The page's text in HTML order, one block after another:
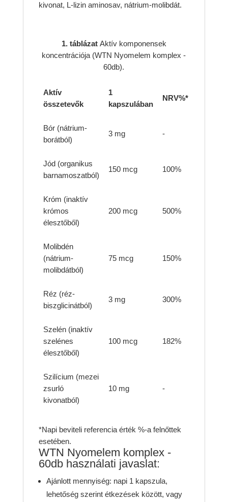
kivonat, L-lizin aminosav, nátrium-molibdát.
1. táblázat Aktív komponensek
koncentrációja (WTN Nyomelem komplex -
60db).
Aktív
összetevők
1
kapszulában
NRV%*
Bór (nátrium-
borátból)
3 mg -
Jód (organikus
barnamoszatból)
150 mcg 100%
Króm (inaktív
krómos
élesztőből)
200 mcg 500%
Molibdén
(nátrium-
molibdátból)
75 mcg 150%
Réz (réz-
biszglicinátból)
3 mg 300%
Szelén (inaktív
szelénes
élesztőből)
100 mcg 182%
Szilícium (mezei
zsurló
kivonatból)
10 mg -
*Napi beviteli referencia érték %-a felnőttek
esetében.
WTN Nyomelem komplex -
60db használati javaslat:
Ajánlott mennyiség: napi 1 kapszula,
lehetőség szerint étkezések között, vagy